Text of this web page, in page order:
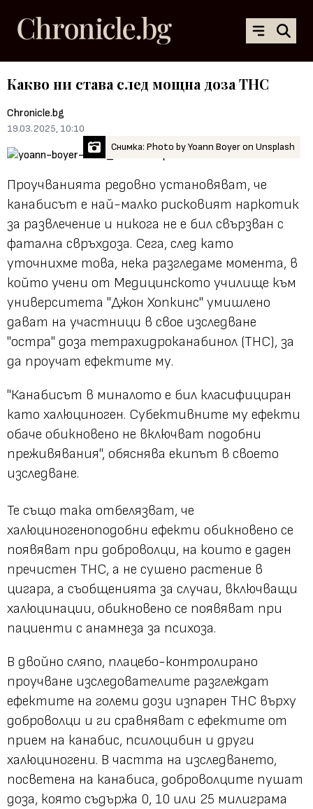
Какво ни става след мощна доза THC
Chronicle.bg
19.03.2025, 10:10
Снимка: Photo by Yoann Boyer on Unsplash
Проучванията редовно установяват, че
канабисът е най-малко рисковият наркотик
за развлечение и никога не е бил свързван с
фатална свръхдоза. Сега, след като
уточнихме това, нека разгледаме момента, в
който учени от Медицинското училище към
университета "Джон Хопкинс" умишлено
дават на участници в свое изследване
"остра" доза тетрахидроканабинол (THC), за
да проучат ефектите му.
"Канабисът в миналото е бил класифициран
като халюциноген. Субективните му ефекти
обаче обикновено не включват подобни
преживявания", обяснява екипът в своето
изследване.
Те също така отбелязват, че
халюциногеноподобни ефекти обикновено се
появяват при доброволци, на които е даден
пречистен THC, а не сушено растение в
цигара, а съобщенията за случаи, включващи
халюцинации, обикновено се появяват при
пациенти с анамнеза за психоза.
В двойно сляпо, плацебо-контролирано
проучване изследователите разглеждат
ефектите на големи дози изпарен THC върху
доброволци и ги сравняват с ефектите от
прием на канабис, псилоцибин и други
халюциногени. В частта на изследването,
посветена на канабиса, доброволците пушат
доза, която съдържа 0, 10 или 25 милиграма